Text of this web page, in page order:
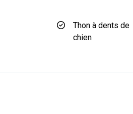
Thon à dents de
chien